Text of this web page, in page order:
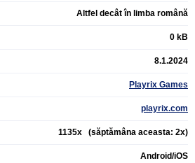
Altfel decât în limba română
0 kB
8.1.2024
Playrix Games
playrix.com
1135x (săptămâna aceasta: 2x)
Android/iOS